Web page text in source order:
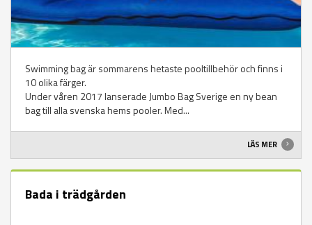
Swimming bag är sommarens hetaste pooltillbehör och finns i
10 olika färger.
Under våren 2017 lanserade Jumbo Bag Sverige en ny bean
bag till alla svenska hems pooler. Med...
LÄS MER
Bada i trädgården